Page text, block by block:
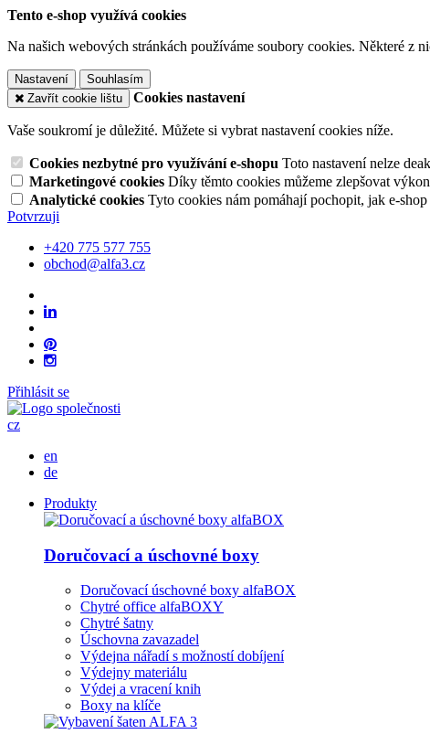
Tento e-shop využívá cookies
Na našich webových stránkách používáme soubory cookies. Některé z
Nastavení
Souhlasím
Zavřít cookie lištu
Cookies nastavení
Vaše soukromí je důležité. Můžete si vybrat nastavení cookies níže.
Cookies nezbytné pro využívání e-shopu Toto nastavení nelze
Marketingové cookies Díky těmto cookies můžeme zlepšovat
Analytické cookies Tyto cookies nám pomáhají pochopit, jak e-
Potvrzuji
+420 775 577 755
obchod@alfa3.cz
Přihlásit se
cz
en
de
Produkty
Doručovací a úschovné boxy
Doručovací úschovné boxy alfaBOX
Chytré office alfaBOXY
Chytré šatny
Úschovna zavazadel
Výdejna nářadí s možností dobíjení
Výdejny materiálu
Výdej a vracení knih
Boxy na klíče